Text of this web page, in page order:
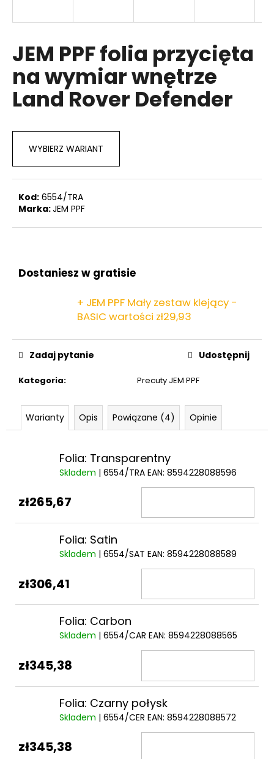
JEM PPF folia przycięta
na wymiar wnętrze
Land Rover Defender
WYBIERZ WARIANT
Kod: 6554/TRA
Marka:JEM PPF
Dostaniesz w gratisie
+ JEM PPF Mały zestaw klejący -
BASIC wartości zł29,93
Kategoria: Precuty JEM PPF
Zadaj pytanie Udostępnij
Warianty Opis Powiązane (4) Opinie
Folia: Transparentny
Skladem | 6554/TRA EAN: 8594228088596
zł265,67
Folia: Satin
Skladem | 6554/SAT EAN: 8594228088589
zł306,41
Folia: Carbon
Skladem | 6554/CAR EAN: 8594228088565
zł345,38
Folia: Czarny połysk
Skladem | 6554/CER EAN: 8594228088572
zł345,38
SZUKAJ
P
l
a
m
y